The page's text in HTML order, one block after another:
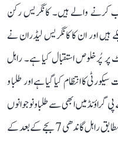
کرنے والے ہیں۔ کانگریس رکن
ہیں اور ان کا کانگریس لیڈران نے
پر پُرخلوص استقبال کیا ہے۔ راہل
کا انتظام کیا گیا ہے اور طلبا و
میں ابھی سے طلبا و نوجوانوں
کی بھیڑ جمع ہونے لگی ہے۔ دی گئی جانکاری کے مطابق راہل گاندھی 7 بجے کے بعد کے